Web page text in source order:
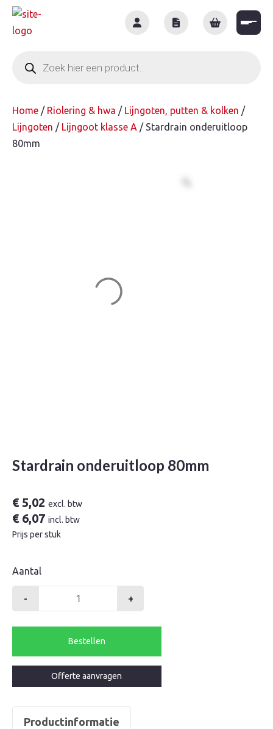
Skip
zoeken
Home / Riolering & hwa / Lijngoten, putten & kolken /
Lijngoten / Lijngoot klasse A / Stardrain onderuitloop
80mm
Stardrain onderuitloop 80mm
€5,02 excl. btw
€6,07 incl. btw
Prijs per stuk
Aantal
-
aantal
+
Bestellen
Offerte aanvragen
Productinformatie